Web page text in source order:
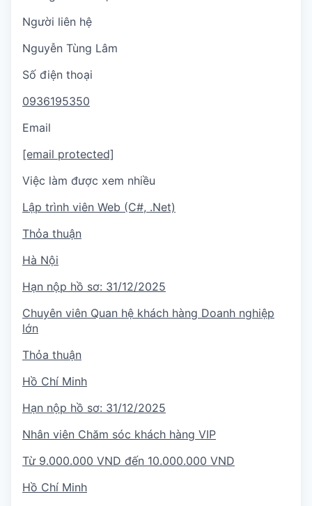
Người liên hệ
Nguyễn Tùng Lâm
Số điện thoại
0936195350
Email
[email protected]
Việc làm được xem nhiều
Lập trình viên Web (C#, .Net)
Thỏa thuận
Hà Nội
Hạn nộp hồ sơ: 31/12/2025
Chuyên viên Quan hệ khách hàng Doanh nghiệp
lớn
Thỏa thuận
Hồ Chí Minh
Hạn nộp hồ sơ: 31/12/2025
Nhân viên Chăm sóc khách hàng VIP
Từ 9.000.000 VND đến 10.000.000 VND
Hồ Chí Minh